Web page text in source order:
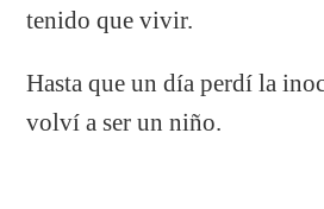
tenido que vivir.
Hasta que un día perdí la
volví a ser un niño.